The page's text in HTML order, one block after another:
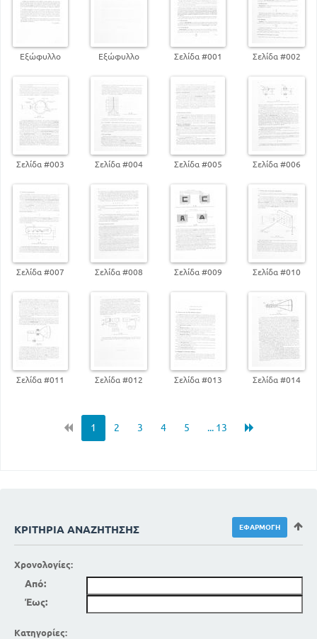
Εξώφυλλο Εξώφυλλο Σελίδα #001 Σελίδα #002
Σελίδα #003 Σελίδα #004 Σελίδα #005 Σελίδα #006
Σελίδα #007 Σελίδα #008 Σελίδα #009 Σελίδα #010
Σελίδα #011 Σελίδα #012 Σελίδα #013 Σελίδα #014
1 2 3 4 5 ... 13
ΚΡΙΤΉΡΙΑ ΑΝΑΖΉΤΗΣΗΣ
Χρονολογίες:
Από:
Έως:
Κατηγορίες: